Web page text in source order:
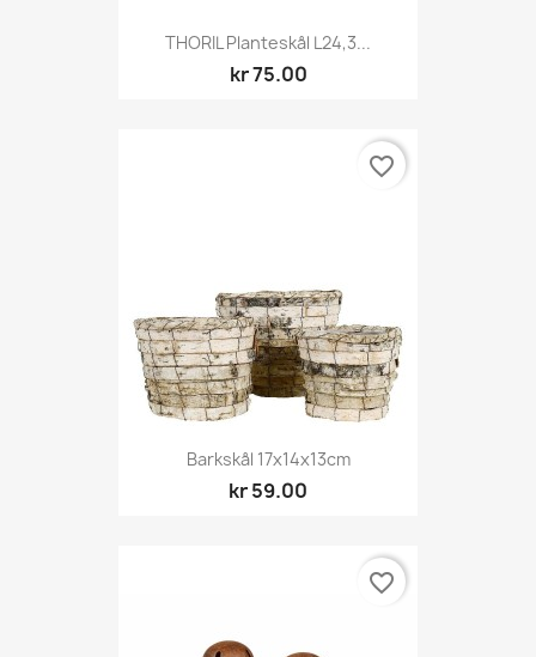
THORIL Planteskål L24,3...
kr 75.00
Barkskål 17x14x13cm
kr 59.00
favorite_border
favorite_border